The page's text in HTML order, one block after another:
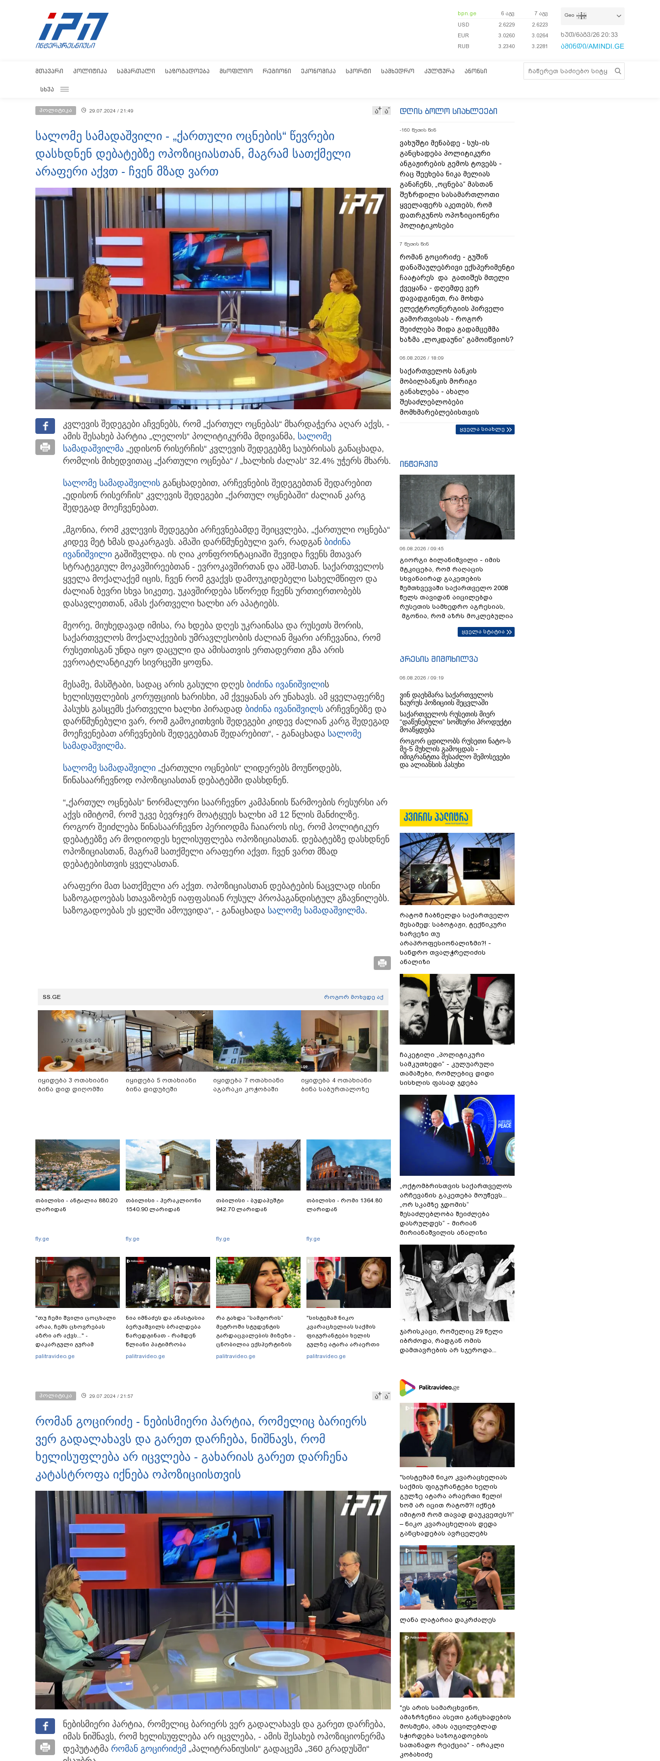
bpn.ge 6 აგვ
7 აგვ
USD
2.6229
2.6223
EUR
3.0260
3.0264
RUB
3.2340 3.2281
Geo
ხუთ/6აგვ/26 20:34:00
ამინდი/AMINDI.GE
ᲛᲗᲐᲕᲐᲠᲘ ᲞᲝᲚᲘᲢᲘᲙᲐ ᲡᲐᲛᲐᲠᲗᲐᲚᲘ ᲡᲐᲖᲝᲒᲐᲓᲝᲔᲑᲐ ᲛᲡᲝᲤᲚᲘᲝ ᲠᲔᲒᲘᲝᲜᲘ ᲔᲙᲝᲜᲝᲛᲘᲙᲐ ᲡᲞᲝᲠᲢᲘ ᲡᲐᲛᲮᲔᲓᲠᲝ ᲙᲣᲚᲢᲣᲠᲐ ᲐᲜᲝᲜᲡᲘ
ᲡᲮᲕᲐ
პოლიტიკა 29.07.2024 / 21:49 ა ა
სალომე სამადაშვილი - „ქართული ოცნების“ წევრები
დასხდნენ დებატებზე ოპოზიციასთან, მაგრამ სათქმელი
არაფერი აქვთ - ჩვენ მზად ვართ
კვლევის შედეგები აჩვენებს, რომ „ქართულ ოცნებას“ მხარდაჭერა აღარ აქვს, -
ამის შესახებ პარტია „ლელოს“ პოლიტიკურმა მდივანმა, სალომე
სამადაშვილმა „ედისონ რისერჩის“ კვლევის შედეგებზე საუბრისას განაცხადა,
რომლის მიხედვითაც „ქართული ოცნება“ / „ხალხის ძალას“ 32.4% უჭერს მხარს.
სალომე სამადაშვილის განცხადებით, არჩევნების შედეგებთან შედარებით
„ედისონ რისერჩის“ კვლევის შედეგები „ქართულ ოცნებაში“ ძალიან კარგ
შედეგად მოეჩვენებათ.
„მგონია, რომ კვლევის შედეგები არჩევნებამდე შეიცვლება, „ქართული ოცნება“
კიდევ მეტ ხმას დაკარგავს. ამაში დარწმუნებული ვარ, რადგან ბიძინა
ივანიშვილი გაშიშვლდა. ის ღია კონფრონტაციაში შევიდა ჩვენს მთავარ
სტრატეგიულ მოკავშირეებთან - ევროკავშირთან და აშშ-სთან. საქართველოს
ყველა მოქალაქემ იცის, ჩვენ რომ გვაქვს დამოუკიდებელი სახელმწიფო და
ძალიან ბევრი სხვა სიკეთე, უკავშირდება სწორედ ჩვენს ურთიერთობებს
დასავლეთთან, ამას ქართველი ხალხი არ აპატიებს.
მეორე, მიუხედავად იმისა, რა ხდება დღეს უკრაინასა და რუსეთს შორის,
საქართველოს მოქალაქეების უმრავლესობის ძალიან მყარი არჩევანია, რომ
რუსეთისგან უნდა იყო დაცული და ამისათვის ერთადერთი გზა არის
ევროატლანტიკურ სივრცეში ყოფნა.
მესამე, მასშტაბი, სადაც არის გასული დღეს ბიძინა ივანიშვილის
ხელისუფლების კორუფციის ხარისხი, ამ ქვეყანას არ უნახავს. ამ ყველაფერზე
პასუხს გასცემს ქართველი ხალხი პირადად ბიძინა ივანიშვილს არჩევნებზე და
დარწმუნებული ვარ, რომ გამოკითხვის შედეგები კიდევ ძალიან კარგ შედეგად
მოეჩვენებათ არჩევნების შედეგებთან შედარებით“, - განაცხადა სალომე
სამადაშვილმა.
სალომე სამადაშვილი „ქართული ოცნების“ ლიდერებს მოუწოდებს,
წინასაარჩევნოდ ოპოზიციასთან დებატებში დასხდნენ.
“„ქართულ ოცნებას“ ნორმალური საარჩევნო კამპანიის წარმოების რესურსი არ
აქვს იმიტომ, რომ უკვე ბევრჯერ მოატყუეს ხალხი ამ 12 წლის მანძილზე.
როგორ შეიძლება წინასაარჩევნო პერიოდმა ჩაიაროს ისე, რომ პოლიტიკურ
დებატებზე არ მოდიოდეს ხელისუფლება ოპოზიციასთან. დებატებზე დასხდნენ
ოპოზიციასთან, მაგრამ სათქმელი არაფერი აქვთ. ჩვენ ვართ მზად
დებატებისთვის ყველასთან.
არაფერი მათ სათქმელი არ აქვთ. ოპოზიციასთან დებატების ნაცვლად ისინი
საზოგადოებას სთავაზობენ იაფფასიან რუსულ პროპაგანდისტულ გზავნილებს.
საზოგადოებას ეს ყელში ამოუვიდა“, - განაცხადა სალომე სამადაშვილმა.
SS.GE როგორ მოხვდე აქ
იყიდება 3 ოთახიანი
ბინა დიდ დიღომში
იყიდება 5 ოთახიანი
ბინა დიდუბეში
იყიდება 7 ოთახიანი
აგარაკი კოჭობაში
იყიდება 4 ოთახიანი
ბინა საბურთალოზე
თბილისი - ანტალია 880.20
ლარიდან
fly.ge
თბილისი - ჰერაკლიონი
1540.90 ლარიდან
fly.ge
თბილისი - ბუდაპეშტი
942.70 ლარიდან
fly.ge
თბილისი - რომი 1364.80
ლარიდან
fly.ge
"თუ ჩემი შვილი ცოცხალი
არაა, ჩემს ცხოვრებას
აზრი არ აქვს..." -
დაკარგული გურამ
დადიანიძის დედის
palitravideo.ge
ნია იმნაძეს და ანასტასია
ბერუაშვილს ბრალდება
წარედგინათ - რამდენ
წლიანი პატიმრობა
ემუქრებათ
palitravideo.ge
რა გახდა “სამგორის”
მეტროში სტუდენტის
გარდაცვალების მიზეზი -
ცნობილია ექსპერტიზის
პასუხი
palitravideo.ge
"სისტემამ ნიკო
კვარაცხელიას საქმის
ფიგურანტები ხელის
გულზე ატარა არაერთი
წელი! ხომ არ იცით
palitravideo.ge
პოლიტიკა 29.07.2024 / 21:57 ა ა
რომან გოცირიძე - ნებისმიერი პარტია, რომელიც ბარიერს
ვერ გადალახავს და გარეთ დარჩება, ნიშნავს, რომ
ხელისუფლება არ იცვლება - გახარიას გარეთ დარჩენა
კატასტროფა იქნება ოპოზიციისთვის
ნებისმიერი პარტია, რომელიც ბარიერს ვერ გადალახავს და გარეთ დარჩება,
იმას ნიშნავს, რომ ხელისუფლება არ იცვლება, - ამის შესახებ ოპოზიციონერმა
დეპუტატმა რომან გოცირიძემ „პალიტრანიუსის“ გადაცემა „360 გრადუსში“
დღის ბოლო სიახლეები
-159 წუთის წინ
ვახუშტი მენაბდე - სუს-ის
განცხადება პოლიტიკური
ანგაჟირების გემოს ტოვებს -
რაც შეეხება ნიკა მელიას
განაჩენს, „ოცნება“ მასთან
შეზრდილი სასამართლოთი
ყველაფერს აკეთებს, რომ
დათრგუნოს ოპოზიციონერი
პოლიტიკოსები
8 წუთის წინ
რომან გოცირიძე - გუშინ
დანაშაულებრივი ექსპერიმენტი
ჩაატარეს და გათიშეს მთელი
ქვეყანა - დღემდე ვერ
დავადგინეთ, რა მოხდა
ელექტროენერგიის პირველი
გამორთვისას - როგორ
შეიძლება შიდა გადამცემმა
ხაზმა „ლოკდაუნი“ გამოიწვიოს?
06.08.2026 / 18:09
საქართველოს ბანკის
მობილბანკის მორიგი
განახლება - ახალი
შესაძლებლობები
მომხმარებლებისთვის
ყველა სიახლე
ინტერვიუ
06.08.2026 / 09:45
გიორგი ბილანიშვილი - იმის
მტკიცება, რომ რაღაცის
სხვანაირად გაკეთების
შემთხვევაში საქართველო 2008
წელს თავიდან აიცილებდა
რუსეთის სამხედრო აგრესიას,
მგონია, რომ აზრს მოკლებულია
ყველა სტატია
პრესის მიმოხილვა
06.08.2026 / 09:19
ვინ დაეხმარა საქართველოს
ნაურუს პოზიციის შეცვლაში
საქართველოს რუსეთის მიერ
“დაწუნებული” სომხური პროდუქტი
მოაწყდება
როგორ ცდილობს რუსეთი ნატო-ს
მე-5 მუხლის გამოცდას -
იმიგრანტთა შესაძლო შემოსევები
და ალიანსის პასუხი
რატომ ჩაბნელდა საქართველო
მესამედ: საბოტაჟი, ტექნიკური
ხარვეზი თუ
არაპროფესიონალიზმი?! -
სანდრო თვალჭრელიძის
ანალიზი
ჩაკეტილი „პოლიტიკური
სამკუთხედი“ - კულუარული
თამაშები, რომლებიც დიდი
სისხლის ფასად ჯდება
„ოქტომბრისთვის საქართველოს
არჩევანის გაკეთება მოუწევს...
„ორ სკამზე ჯდომის“
შესაძლებლობა შეიძლება
დასრულდეს“ - მირიან
მირიანაშვილის ანალიზი
ჯარისკაცი, რომელიც 29 წელი
იბრძოდა, რადგან ომის
დამთავრების არ სჯეროდა...
"სისტემამ ნიკო კვარაცხელიას
საქმის ფიგურანტები ხელის
გულზე ატარა არაერთი წელი!
ხომ არ იცით რატომ?! იქნებ
იმიტომ რომ თავად დაუკვეთეს?!“
– ნიკო კვარაცხელიას დედა
განცხადებას ავრცელებს
ლანა ლატარია დაკრძალეს
"ეს არის სამარცხვინო,
ამაზრზენია ასეთი განცხადების
მოსმენა, ამას აუცილებლად
სჭირდება საზოგადოების
სათანადო რეაქცია" - ირაკლი
კობახიძე